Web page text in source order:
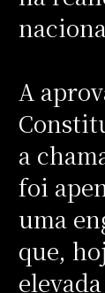
A
a
foi
uma
que,